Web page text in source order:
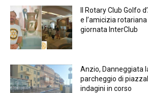
Il Rotary Club Golfo
e l’amicizia
giornata InterClub
Anzio, Danneggiata
parcheggio di
indagini in corso